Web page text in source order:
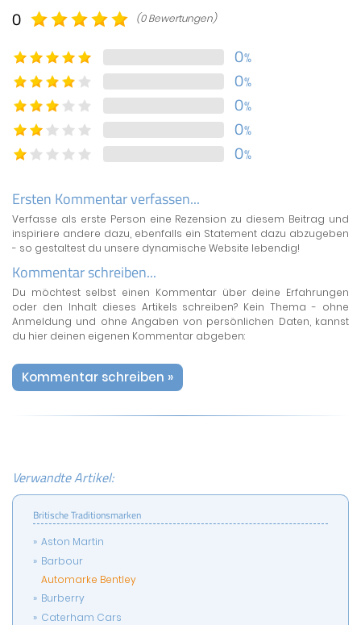
0 (0 Bewertungen)
0%
0%
0%
0%
0%
Ersten Kommentar verfassen...
Verfasse als erste Person eine Rezension zu diesem Beitrag und
inspiriere andere dazu, ebenfalls ein Statement dazu abzugeben
- so gestaltest du unsere dynamische Website lebendig!
Kommentar schreiben...
Du möchtest selbst einen Kommentar über deine Erfahrungen
oder den Inhalt dieses Artikels schreiben? Kein Thema - ohne
Anmeldung und ohne Angaben von persönlichen Daten, kannst
du hier deinen eigenen Kommentar abgeben:
Kommentar schreiben »
Verwandte Artikel:
Britische Traditionsmarken
Aston Martin
Barbour
Automarke Bentley
Burberry
Caterham Cars